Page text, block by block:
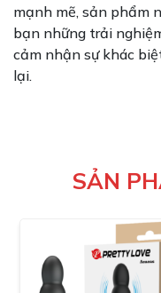
mạnh mẽ, sản phẩm
bạn những trải
cảm nhận sự khác
lại.
SẢN